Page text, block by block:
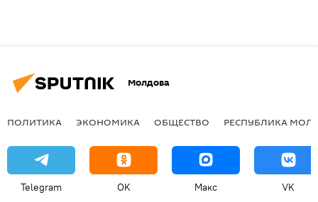
Молдова
ПОЛИТИКА ЭКОНОМИКА ОБЩЕСТВО РЕСПУБЛИКА
Telegram OK Макс VK